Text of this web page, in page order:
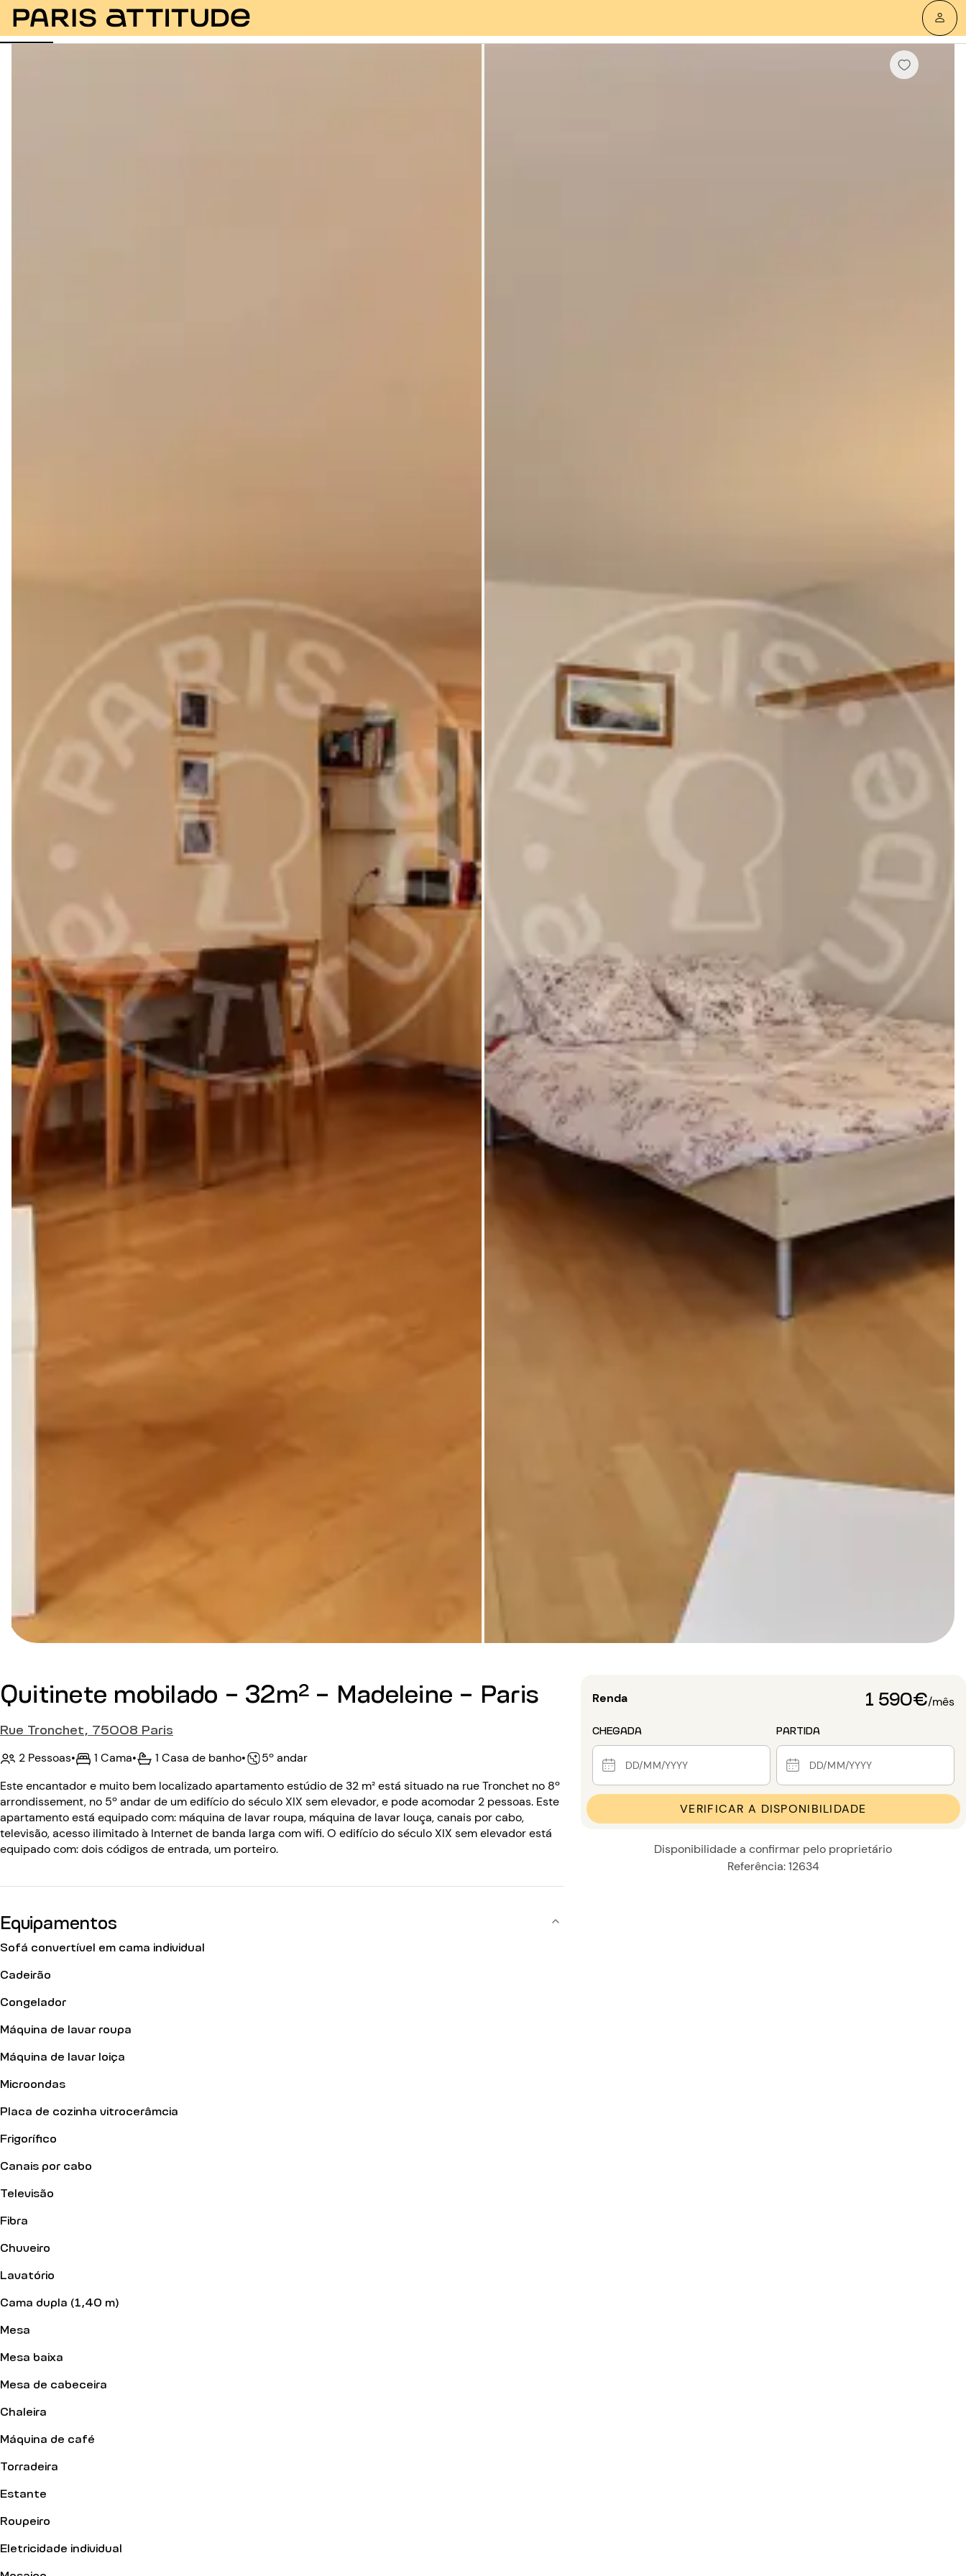
Fotos Descrição Equipamentos Divisões
Quitinete mobilado - 32m² - Madeleine - Paris
Rue Tronchet, 75008 Paris
2 Pessoas• 1 Cama• 1 Casa de banho•
5º andar
Este encantador e muito bem localizado apartamento estúdio de 32 m² está situado na rue Tronchet no 8º
arrondissement, no 5º andar de um edifício do século XIX sem elevador, e pode acomodar 2 pessoas. Este
apartamento está equipado com: máquina de lavar roupa, máquina de lavar louça, canais por cabo,
televisão, acesso ilimitado à Internet de banda larga com wifi. O edifício do século XIX sem elevador está
equipado com: dois códigos de entrada, um porteiro.
Equipamentos
Sofá convertível em cama individual
Cadeirão
Congelador
Máquina de lavar roupa
Máquina de lavar loiça
Microondas
Placa de cozinha vitrocerâmcia
Frigorífico
Canais por cabo
Televisão
Fibra
Chuveiro
Lavatório
Cama dupla (1,40 m)
Mesa
Mesa baixa
Mesa de cabeceira
Chaleira
Máquina de café
Torradeira
Estante
Roupeiro
Eletricidade individual
Renda 1 590€/mês
CHEGADA PARTIDA
VERIFICAR A DISPONIBILIDADE
Disponibilidade a confirmar pelo proprietário
Referência: 12634